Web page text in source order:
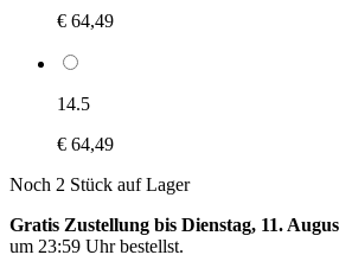
€ 64,49
14.5
€ 64,49
Noch 2 Stück auf Lager
Gratis Zustellung bis Dienstag, 11.
um 23:59 Uhrbestellst.